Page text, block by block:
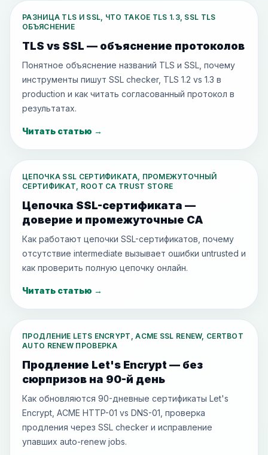
РАЗНИЦА TLS И SSL, ЧТО ТАКОЕ TLS 1.3, SSL TLS
ОБЪЯСНЕНИЕ
TLS vs SSL — объяснение протоколов
Понятное объяснение названий TLS и SSL, почему
инструменты пишут SSL checker, TLS 1.2 vs 1.3 в
production и как читать согласованный протокол в
результатах.
Читать статью →
ЦЕПОЧКА SSL СЕРТИФИКАТА, ПРОМЕЖУТОЧНЫЙ
СЕРТИФИКАТ, ROOT CA TRUST STORE
Цепочка SSL-сертификата —
доверие и промежуточные CA
Как работают цепочки SSL-сертификатов, почему
отсутствие intermediate вызывает ошибки untrusted и
как проверить полную цепочку онлайн.
Читать статью →
ПРОДЛЕНИЕ LETS ENCRYPT, ACME SSL RENEW, CERTBOT
AUTO RENEW ПРОВЕРКА
Продление Let's Encrypt — без
сюрпризов на 90-й день
Как обновляются 90-дневные сертификаты Let's
Encrypt, ACME HTTP-01 vs DNS-01, проверка
продления через SSL checker и исправление
упавших auto-renew jobs.